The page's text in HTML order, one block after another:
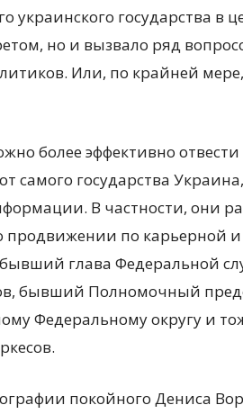
украинского государства в
но и вызвало ряд
Или, по крайней мере,
более эффективно
самого государства
В частности, они
продвижении по карьерной
глава Федеральной
бывший Полномочный
Федеральному округу и
покойного Дениса